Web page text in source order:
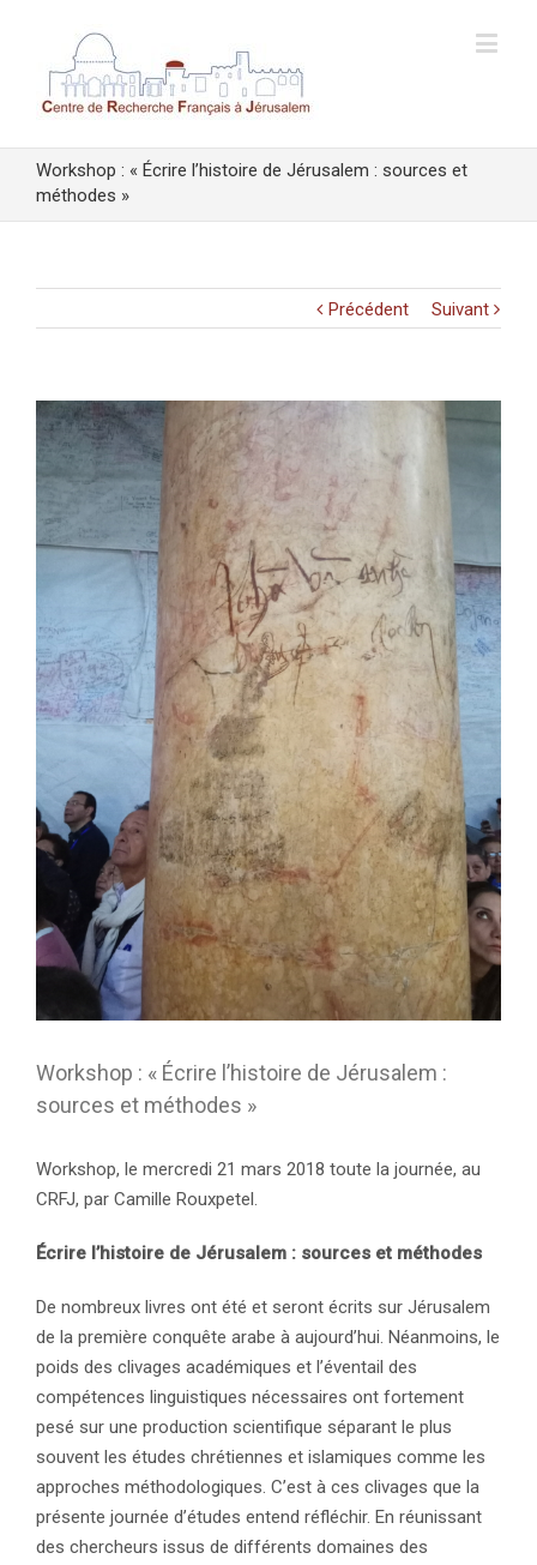
Workshop : « Écrire l’histoire de Jérusalem : sources et
méthodes »
Précédent Suivant
Voir
l'image
agrandie
Workshop : « Écrire l’histoire de Jérusalem :
sources et méthodes »
Workshop, le mercredi 21 mars 2018 toute la journée, au
CRFJ, par Camille Rouxpetel.
Écrire l’histoire de Jérusalem : sources et méthodes
De nombreux livres ont été et seront écrits sur Jérusalem
de la première conquête arabe à aujourd’hui. Néanmoins, le
poids des clivages académiques et l’éventail des
compétences linguistiques nécessaires ont fortement
pesé sur une production scientifique séparant le plus
souvent les études chrétiennes et islamiques comme les
approches méthodologiques. C’est à ces clivages que la
présente journée d’études entend réfléchir. En réunissant
des chercheurs issus de différents domaines des